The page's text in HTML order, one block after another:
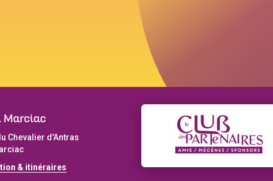
Marciac
Chevalier d'Antras
& itinéraires